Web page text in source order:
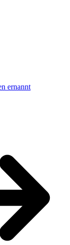
ernannt